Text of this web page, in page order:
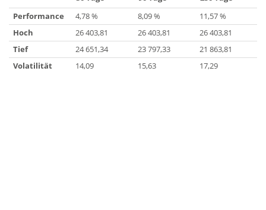
Performance
4,78 % 8,09 %
11,57 %
Hoch
26 403,81 26 403,81
26 403,81
Tief
24 651,34 23 797,33
21 863,81
Volatilität
14,09 15,63 17,29